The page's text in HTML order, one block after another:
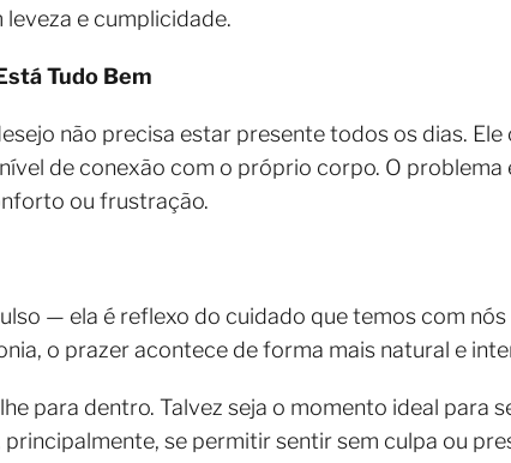
e cumplicidade.
Tudo Bem
não precisa estar presente todos os dias.
de conexão com o próprio corpo. O problema
ou frustração.
— ela é reflexo do cuidado que temos com
o prazer acontece de forma mais natural e
para dentro. Talvez seja o momento ideal para
se permitir sentir sem culpa ou